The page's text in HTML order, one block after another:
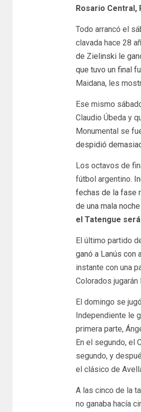
Rosario Central,
Todo arrancó el
clavada hace 28
de Zielinski le
que tuvo un final
Maidana, les
Ese mismo
Claudio Úbeda y
Monumental se
despidió
Los octavos de
fútbol argentino.
fechas de la fase
de una mala
el Tatengue
El último partido
ganó a Lanús con
instante con una
Colorados
El domingo se
Independiente le
primera parte,
En el segundo, el
segundo, y
el clásico de
A las cinco de la
no ganaba hacía